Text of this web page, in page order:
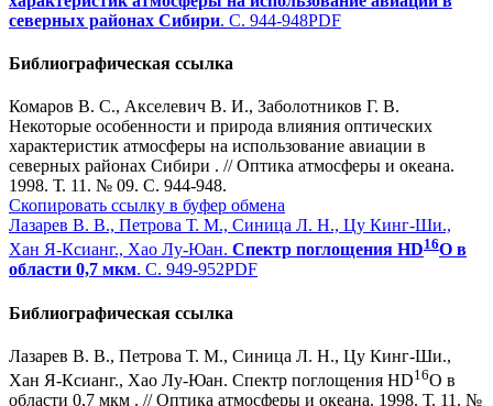
северных районах Сибири. С. 944-948PDF
Библиографическая ссылка
Комаров В. С., Акселевич В. И., Заболотников Г. В.
Некоторые особенности и природа влияния оптических
характеристик атмосферы на использование авиации в
северных районах Сибири . // Оптика атмосферы и океана.
1998. Т. 11. № 09. С. 944-948.
Скопировать ссылку в буфер обмена
Лазарев В. В., Петрова Т. М., Синица Л. Н., Цу Кинг-Ши.,
Хан Я-Ксианг., Хао Лу-Юан. Спектр поглощения HD16O в
области 0,7 мкм. С. 949-952PDF
Библиографическая ссылка
Лазарев В. В., Петрова Т. М., Синица Л. Н., Цу Кинг-Ши.,
Хан Я-Ксианг., Хао Лу-Юан. Спектр поглощения HD16O в
области 0,7 мкм . // Оптика атмосферы и океана. 1998. Т. 11. №